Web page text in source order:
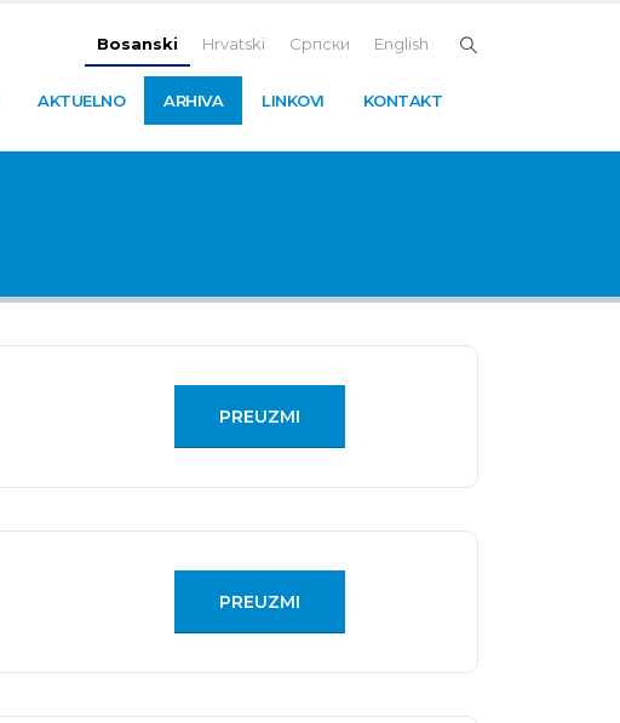
Bosanski Hrvatski Српски English
AKTUELNO ARHIVA LINKOVI KONTAKT
PREUZMI
PREUZMI